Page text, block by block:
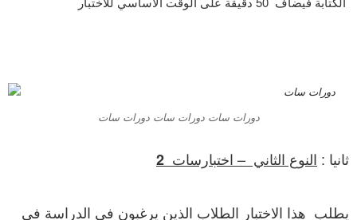
دورات سات دورات سات دورات سات
ثانيا : النوع الثاني – اختبارسات 2